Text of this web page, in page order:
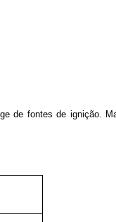
de fontes de ignição.